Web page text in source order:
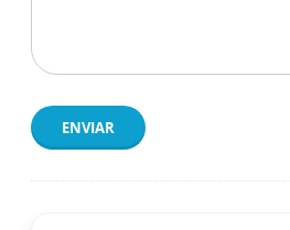
ENVIAR